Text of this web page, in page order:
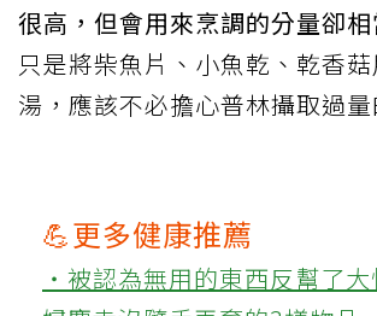
很高，但會用來烹調的分量卻相
只是將柴魚片、小魚乾、乾香
湯，應該不必擔心普林攝取過量
💪更多健康推薦
‧被認為無用的東西反幫了